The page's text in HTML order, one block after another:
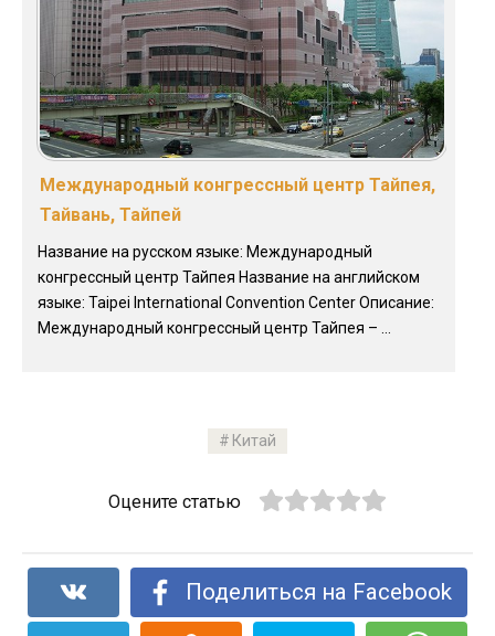
Международный конгрессный центр Тайпея,
Тайвань, Тайпей
Название на русском языке: Международный
конгрессный центр Тайпея Название на английском
языке: Taipei International Convention Center Описание:
Международный конгрессный центр Тайпея – ...
Китай
Оцените статью
Поделиться на Facebook